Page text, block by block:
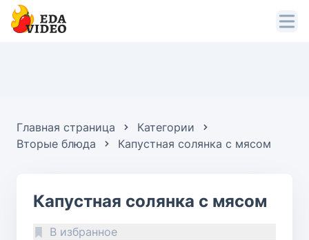
Главная страница
Категории
Вторые блюда
Капустная солянка с мясом
Капустная солянка с мясом
В избранное